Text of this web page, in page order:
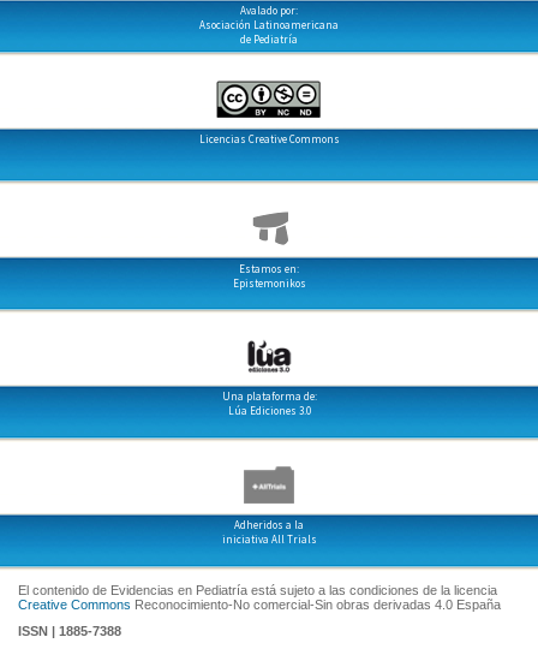
Avalado por:
Asociación Latinoamericana
de Pediatría
Licencias Creative Commons
Estamos en:
Epistemonikos
Una plataforma de:
Lúa Ediciones 3.0
Adheridos a la
iniciativa All Trials
El contenido de Evidencias en Pediatría está sujeto a las condiciones de la licencia
Creative Commons Reconocimiento-No comercial-Sin obras derivadas 4.0 España
ISSN | 1885-7388